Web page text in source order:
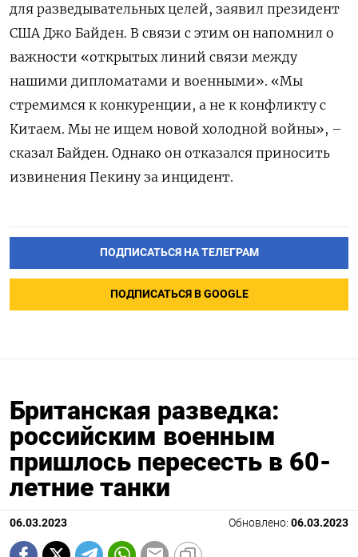
для разведывательных целей, заявил президент
США Джо Байден. В связи с этим он напомнил о
важности «открытых линий связи между
нашими дипломатами и военными». «Мы
стремимся к конкуренции, а не к конфликту с
Китаем. Мы не ищем новой холодной войны», –
сказал Байден. Однако он отказался приносить
извинения Пекину за инцидент.
ПОДПИСАТЬСЯ НА ТЕЛЕГРАМ
ПОДПИСАТЬСЯ В GOOGLE
Британская разведка:
российским военным
пришлось пересесть в 60-
летние танки
06.03.2023 Обновлено: 06.03.2023